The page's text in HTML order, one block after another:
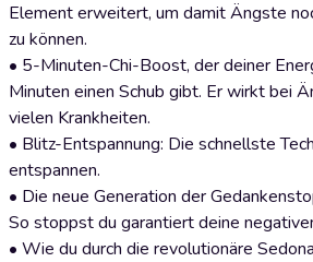
Element erweitert, um damit Ängste
zu können.
• 5-Minuten-Chi-Boost, der deiner
Minuten einen Schub gibt. Er wirkt bei
vielen Krankheiten.
• Blitz-Entspannung: Die schnellste
entspannen.
• Die neue Generation der
So stoppst du garantiert deine
• Wie du durch die revolutionäre